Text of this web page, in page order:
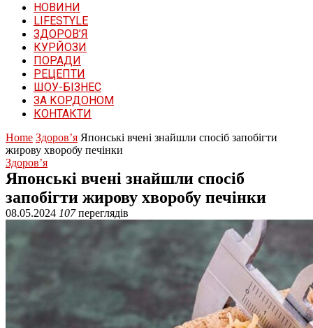
НОВИНИ
LIFESTYLE
ЗДОРОВ’Я
КУРЙОЗИ
ПОРАДИ
РЕЦЕПТИ
ШОУ-БІЗНЕС
ЗА КОРДОНОМ
КОНТАКТИ
Home Здоров’я Японські вчені знайшли спосіб запобігти
жирову хворобу печінки
Здоров’я
Японські вчені знайшли спосіб
запобігти жирову хворобу печінки
08.05.2024 107переглядів